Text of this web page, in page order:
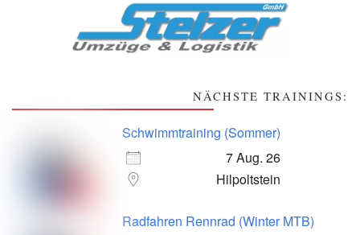
NÄCHSTE TRAININGS:
Schwimmtraining (Sommer)
7 Aug. 26
Hilpoltstein
Radfahren Rennrad (Winter MTB)